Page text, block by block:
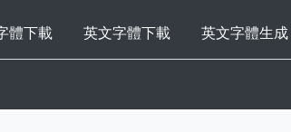
體下載 英文字體下載 英文字體生成